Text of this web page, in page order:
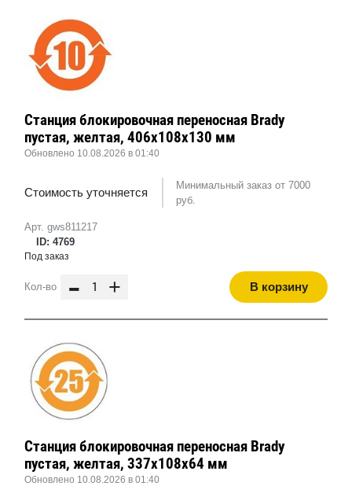
Арт. gws811217
ID: 4769
Станция блокировочная переносная Brady
пустая, желтая, 406x108x130 мм
Обновлено 10.08.2026 в 01:40
Стоимость уточняется
Минимальный заказ от 7000
руб.
Под заказ
Кол-во - + В корзину
Станция блокировочная переносная Brady
пустая, желтая, 337x108x64 мм
Обновлено 10.08.2026 в 01:40